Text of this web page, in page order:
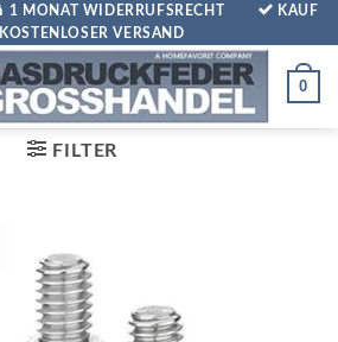
1 MONAT WIDERRUFSRECHT
KAUF
KOSTENLOSER VERSAND
0
FILTER